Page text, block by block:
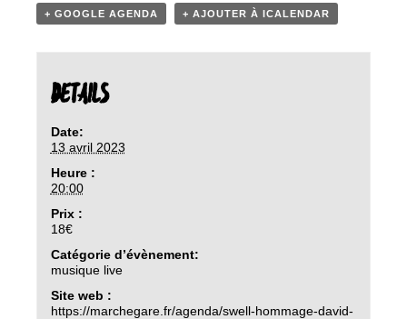
+ GOOGLE AGENDA + AJOUTER À ICALENDAR
DETAILS
Date:
13 avril 2023
Heure :
20:00
Prix :
18€
Catégorie d’évènement:
musique live
Site web :
https://marchegare.fr/agenda/swell-hommage-david-